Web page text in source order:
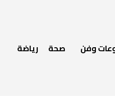
وفن صحة رياضة